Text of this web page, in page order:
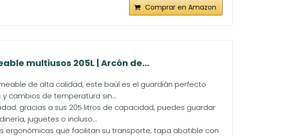
Comprar en Amazon
multiusos 205L | Arcón de...
de alta calidad, este baúl es el guardián perfecto
cambios de temperatura sin...
gracias a sus 205 litros de capacidad, puedes guardar
juguetes o incluso...
ergonómicas que facilitan su transporte, tapa abatible con